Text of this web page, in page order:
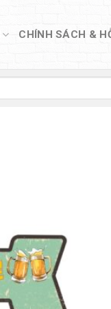
CHÍNH SÁCH &